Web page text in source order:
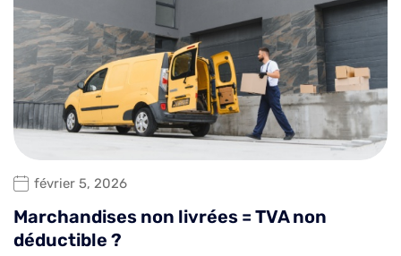
février 5, 2026
Marchandises non livrées = TVA non
déductible ?